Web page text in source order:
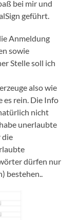
bei mir und
geführt.
Anmeldung
sowie
Stelle soll ich
also wie
es rein. Die Info
nicht
unerlaubte
die
dürfen nur
bestehen..